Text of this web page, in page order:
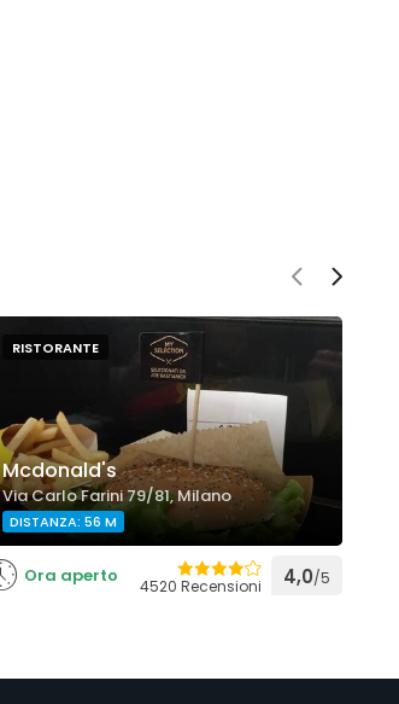
RISTORANTE
Mcdonald's
Via Carlo Farini 79/81, Milano
DISTANZA: 56 M
Ora aperto 4520 Recensioni 4,0/5